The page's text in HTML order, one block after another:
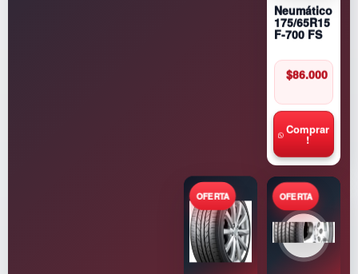
Neumático
175/65R15
F-700 FS
$86.000
Comprar
!